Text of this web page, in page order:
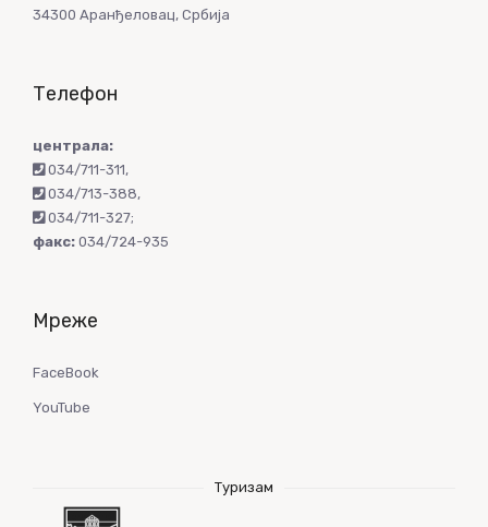
34300 Аранђеловац, Србија
Телефон
централа:
034/711-311,
034/713-388,
034/711-327;
факс: 034/724-935
Мреже
FaceBook
YouTube
Туризам